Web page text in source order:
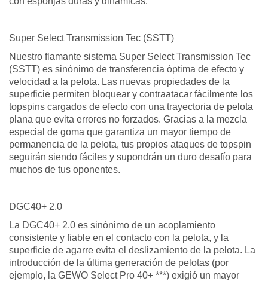
Super Select Transmission Tec (SSTT)
Nuestro flamante sistema Super Select Transmission Tec
(SSTT) es sinónimo de transferencia óptima de efecto y
velocidad a la pelota. Las nuevas propiedades de la
superficie permiten bloquear y contraatacar fácilmente los
topspins cargados de efecto con una trayectoria de pelota
plana que evita errores no forzados. Gracias a la mezcla
especial de goma que garantiza un mayor tiempo de
permanencia de la pelota, tus propios ataques de topspin
seguirán siendo fáciles y supondrán un duro desafío para
muchos de tus oponentes.
DGC40+ 2.0
La DGC40+ 2.0 es sinónimo de un acoplamiento
consistente y fiable en el contacto con la pelota, y la
superficie de agarre evita el deslizamiento de la pelota. La
introducción de la última generación de pelotas (por
ejemplo, la GEWO Select Pro 40+ ***) exigió un mayor